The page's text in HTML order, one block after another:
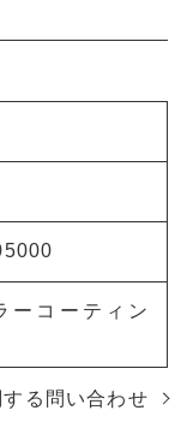
ーコーティン
る問い合わせ